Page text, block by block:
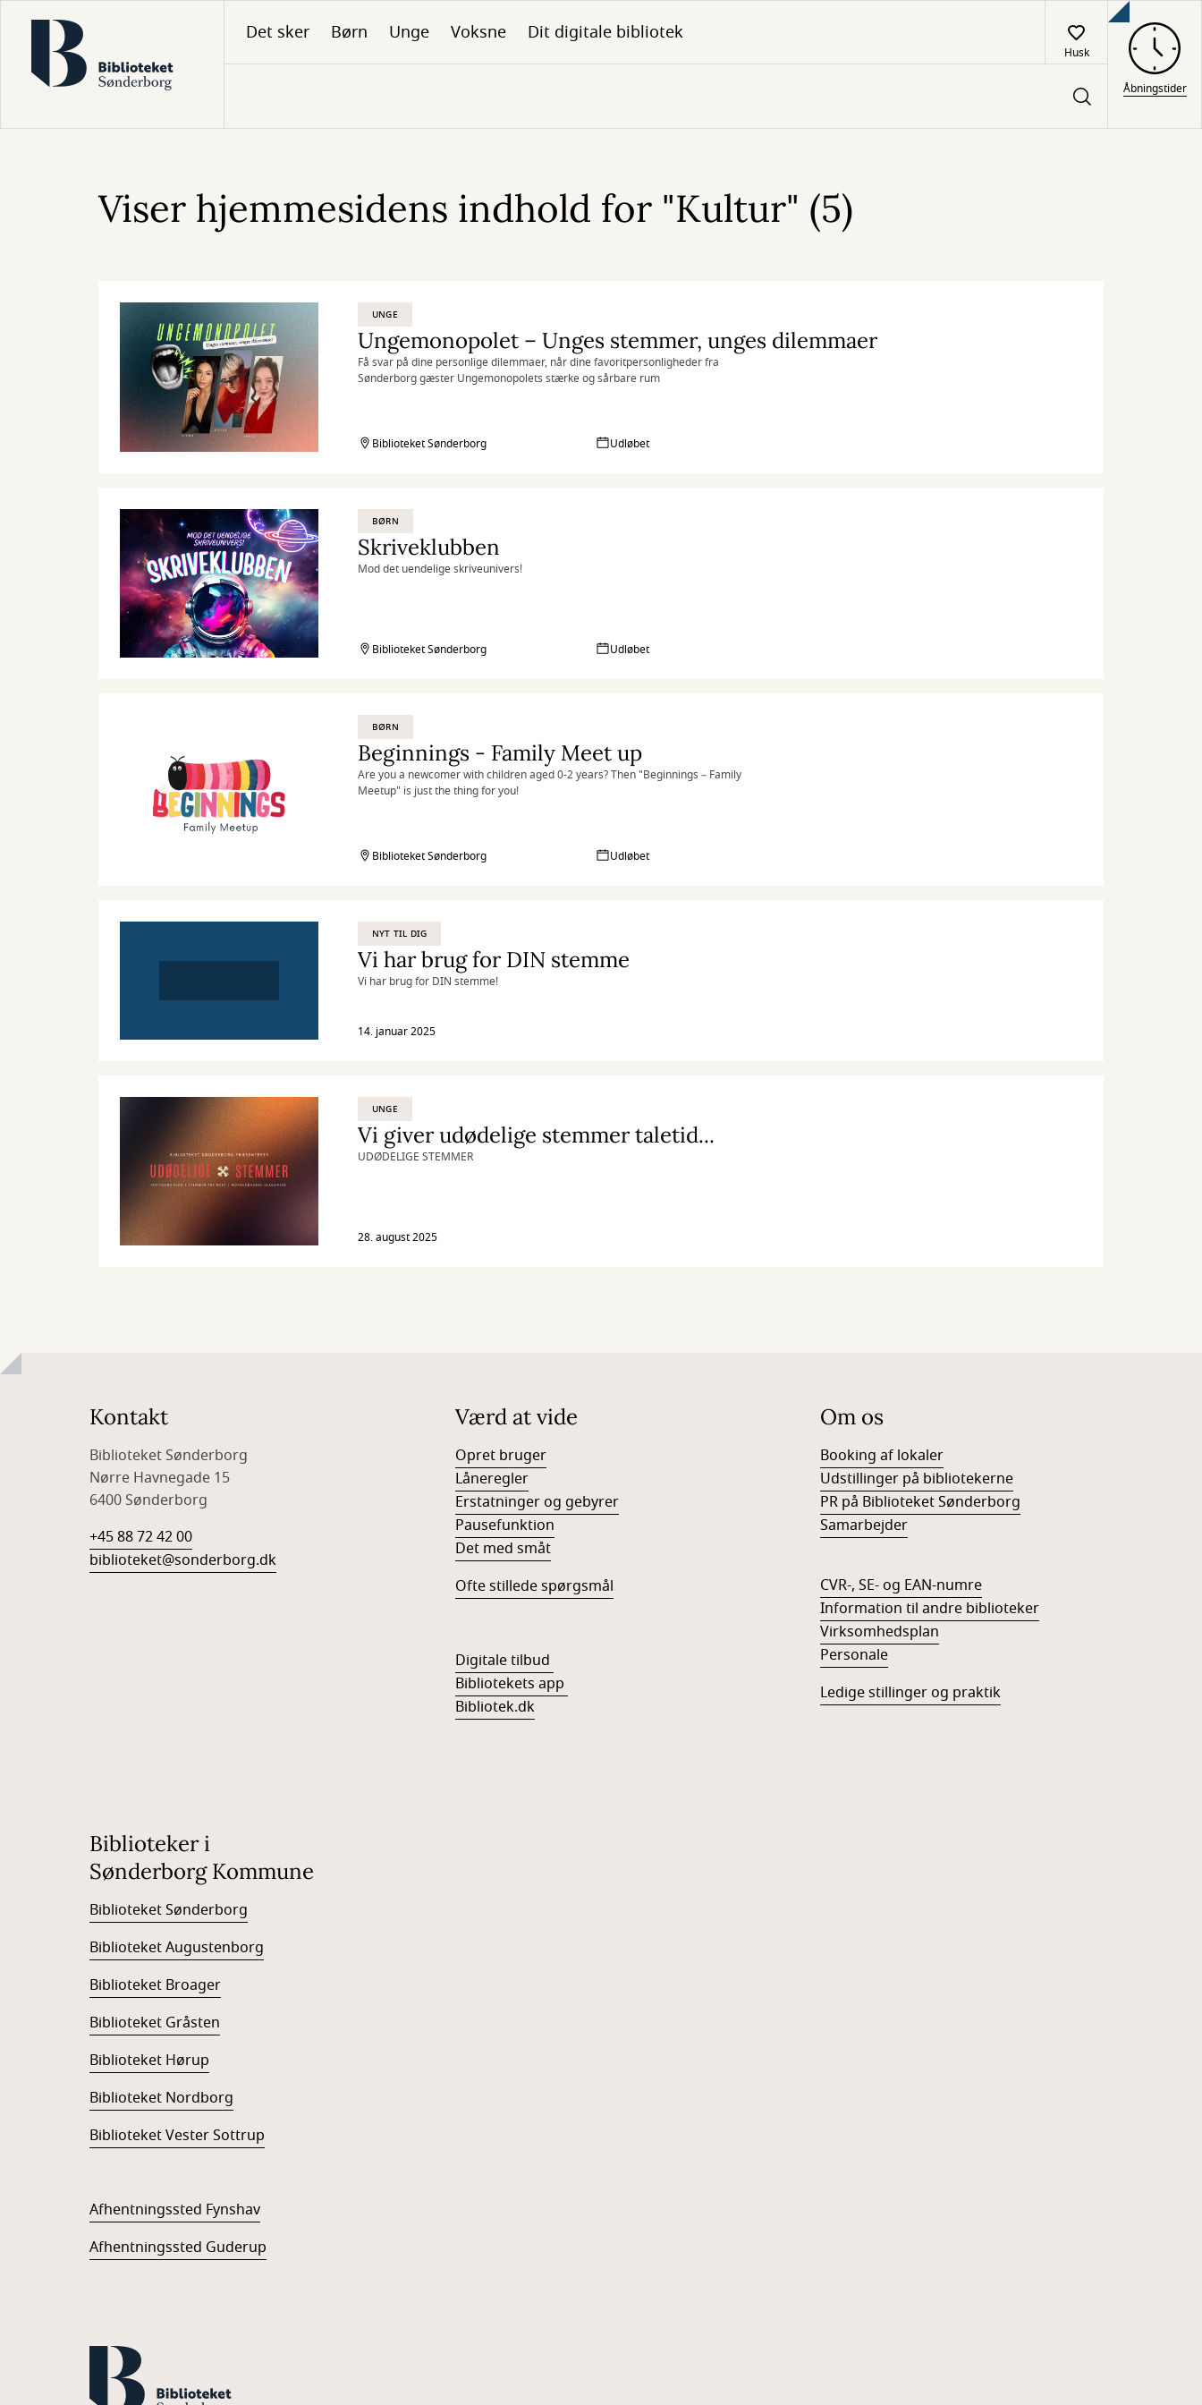
hovedindhold
Det sker Børn Unge Voksne Dit digitale bibliotek
Husk
Åbningstider
Viser hjemmesidens indhold for "Kultur" (5)
UNGE
Ungemonopolet – Unges stemmer, unges dilemmaer
Få svar på dine personlige dilemmaer, når dine favoritpersonligheder fra
Sønderborg gæster Ungemonopolets stærke og sårbare rum
Biblioteket Sønderborg Udløbet
BØRN
Skriveklubben
Mod det uendelige skriveunivers!
Biblioteket Sønderborg Udløbet
BØRN
Beginnings - Family Meet up
Are you a newcomer with children aged 0-2 years? Then "Beginnings – Family
Meetup" is just the thing for you!
Biblioteket Sønderborg Udløbet
NYT TIL DIG
Vi har brug for DIN stemme
Vi har brug for DIN stemme!
14. januar 2025
UNGE
Vi giver udødelige stemmer taletid...
UDØDELIGE STEMMER
28. august 2025
Kontakt
Biblioteket Sønderborg
Nørre Havnegade 15
6400 Sønderborg
+45 88 72 42 00
biblioteket@sonderborg.dk
Værd at vide
Opret bruger
Låneregler
Erstatninger og gebyrer
Pausefunktion
Det med småt
Ofte stillede spørgsmål
Digitale tilbud
Bibliotekets app
Bibliotek.dk
Om os
Booking af lokaler
Udstillinger på bibliotekerne
PR på Biblioteket Sønderborg
Samarbejder
CVR-, SE- og EAN-numre
Information til andre biblioteker
Virksomhedsplan
Personale
Ledige stillinger og praktik
Biblioteker i
Sønderborg Kommune
Biblioteket Sønderborg
Biblioteket Augustenborg
Biblioteket Broager
Biblioteket Gråsten
Biblioteket Hørup
Biblioteket Nordborg
Biblioteket Vester Sottrup
Afhentningssted Fynshav
Afhentningssted Guderup